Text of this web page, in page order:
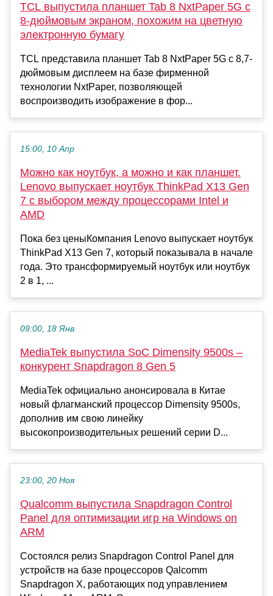
TCL выпустила планшет Tab 8 NxtPaper 5G с
8-дюймовым экраном, похожим на цветную
электронную бумагу
TCL представила планшет Tab 8 NxtPaper 5G с 8,7-
дюймовым дисплеем на базе фирменной
технологии NxtPaper, позволяющей
воспроизводить изображение в фор...
15:00, 10 Апр
Можно как ноутбук, а можно и как планшет.
Lenovo выпускает ноутбук ThinkPad X13 Gen
7 с выбором между процессорами Intel и
AMD
Пока без ценыКомпания Lenovo выпускает ноутбук
ThinkPad X13 Gen 7, который показывала в начале
года. Это трансформируемый ноутбук или ноутбук
2 в 1, ...
09:00, 18 Янв
MediaTek выпустила SoC Dimensity 9500s –
конкурент Snapdragon 8 Gen 5
MediaTek официально анонсировала в Китае
новый флагманский процессор Dimensity 9500s,
дополнив им свою линейку
высокопроизводительных решений серии D...
23:00, 20 Ноя
Qualcomm выпустила Snapdragon Control
Panel для оптимизации игр на Windows on
ARM
Состоялся релиз Snapdragon Control Panel для
устройств на базе процессоров Qalcomm
Snapdragon X, работающих под управлением